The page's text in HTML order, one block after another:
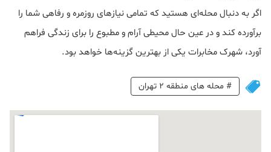
اگر به دنبال محله‌ای هستید که تمامی نیازهای روزمره و رفاهی شما را
برآورده کند و در عین حال محیطی آرام و مطبوع را برای زندگی فراهم
آورد، شهرک مخابرات یکی از بهترین گزینه‌ها خواهد بود.
# محله های منطقه 2 تهران